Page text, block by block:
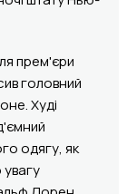
прем'єри
головний
Худі
одягу, як